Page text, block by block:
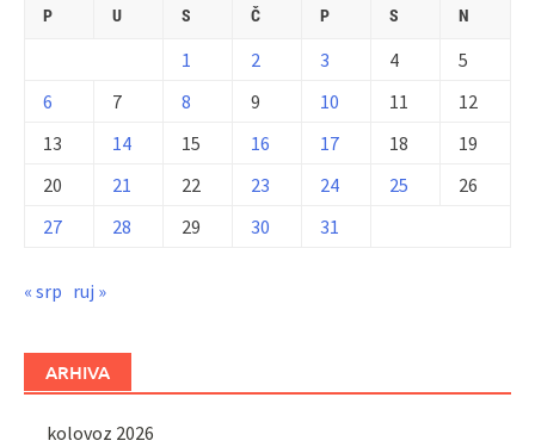
P U S Č P S N
1 2 3 4
5
6
7 8 9 10 11
12
13
14 15 16 17 18
19
20
21 22 23 24 25
26
27
28 29 30 31
« srp ruj »
ARHIVA
kolovoz 2026